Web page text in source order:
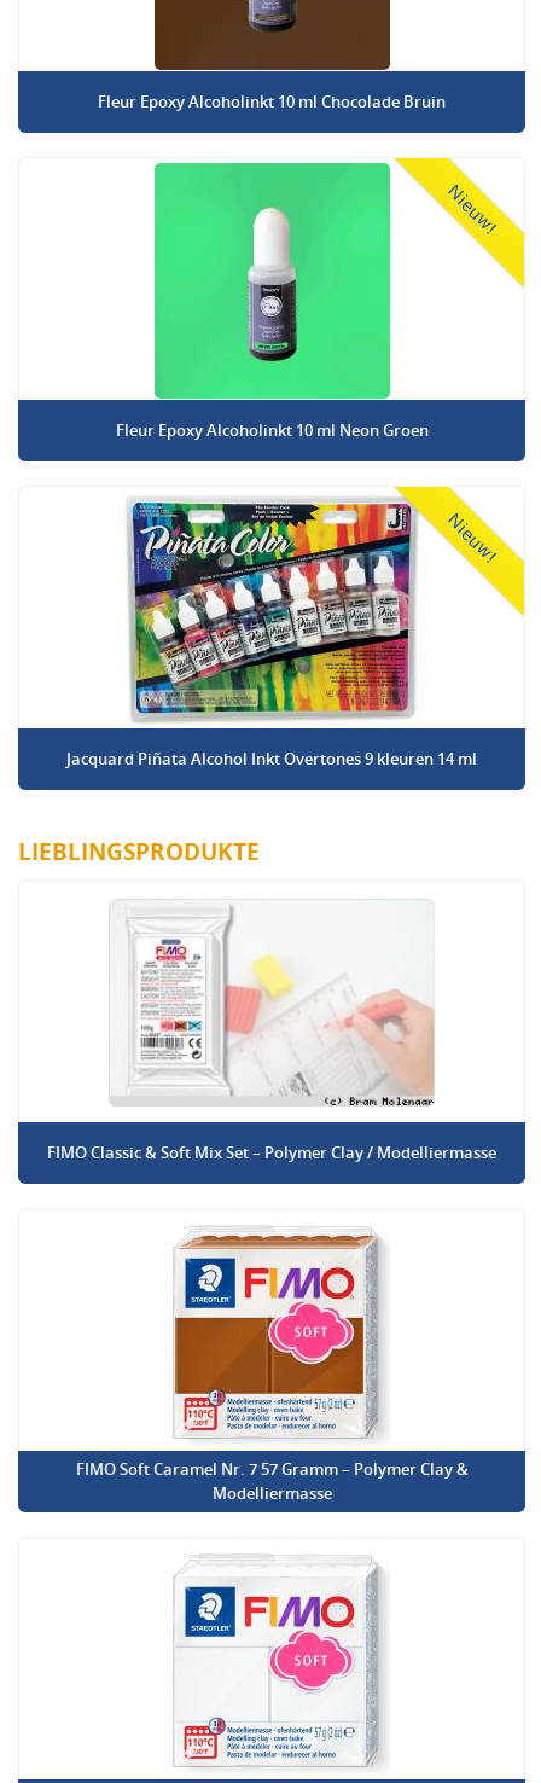
Fleur Epoxy Alcoholinkt 10 ml Chocolade Bruin
Nieuw!
Fleur Epoxy Alcoholinkt 10 ml Neon Groen
Nieuw!
Jacquard Piñata Alcohol Inkt Overtones 9 kleuren 14 ml
LIEBLINGSPRODUKTE
FIMO Classic & Soft Mix Set – Polymer Clay / Modelliermasse
FIMO Soft Caramel Nr. 7 57 Gramm – Polymer Clay &
Modelliermasse